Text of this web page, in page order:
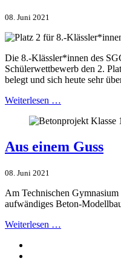
08. Juni 2021
Die 8.-Klässler*innen des
Schülerwettbewerb den 2.
belegt und sich heute sehr
Weiterlesen …
Aus einem Guss
08. Juni 2021
Am Technischen
aufwändiges Beton-
Weiterlesen …